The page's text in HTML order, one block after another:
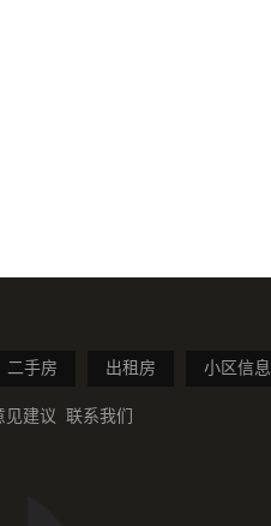
二手房 出租房 小区信息
见建议 联系我们